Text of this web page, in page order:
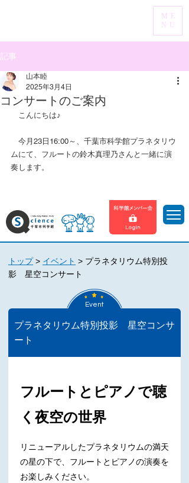
ME
NU
記事
コンサートのご案内
山本睦
2025年3月4日
こんにちは♪
今月23日16:00～、千葉市科学館プラネタリウ
ムにて、フルートの鈴木真理乃さんと一緒に演
奏します。